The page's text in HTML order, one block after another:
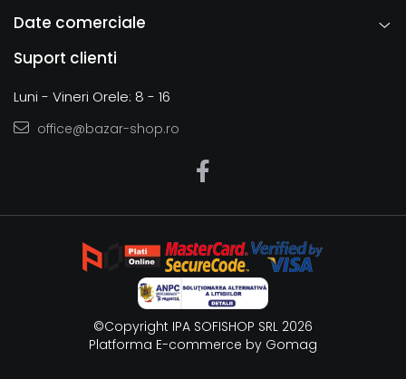
Date comerciale
Suport clienti
Luni - Vineri Orele: 8 - 16
office@bazar-shop.ro
©Copyright IPA SOFISHOP SRL 2026
Platforma E-commerce by Gomag